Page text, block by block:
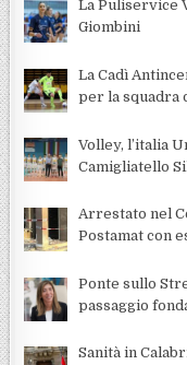
La Puliservice
Giombini
La Cadì
per la squadra
Volley, l’italia
Camigliatello
Arrestato nel
Postamat con
Ponte sullo
passaggio
Sanità in